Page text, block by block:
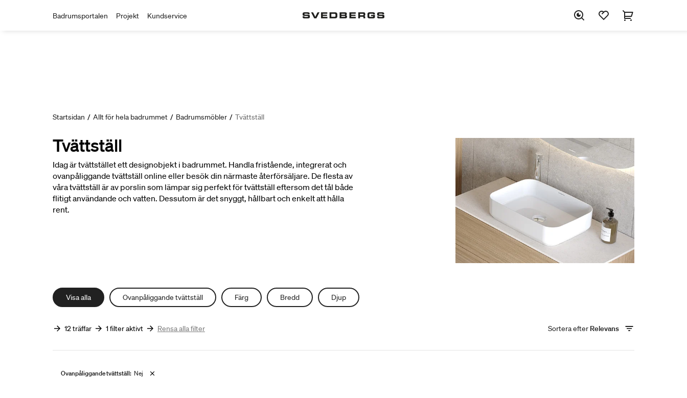
Badrumsportalen Projekt Kundservice
Startsidan / Allt för hela badrummet / Badrumsmöbler / Tvättställ
Tvättställ
Idag är tvättstället ett designobjekt i badrummet. Handla fristående, integrerat och
ovanpåliggande tvättställ online eller besök din närmaste återförsäljare. De flesta av
våra tvättställ är av porslin som lämpar sig perfekt för tvättställ eftersom det tål både
flitigt användande och vatten. Dessutom är det snyggt, hållbart och enkelt att hålla
rent.
Visa alla Ovanpåliggande tvättställ Färg Bredd Djup
12 träffar 1 filter aktivt Rensa alla filter Sortera efter Relevans
Ovanpåliggande tvättställ: Nej